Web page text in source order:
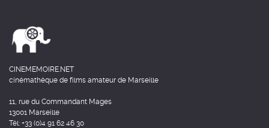
CINEMEMOIRE.NET
cinémathèque de films amateur de Marseille
11, rue du Commandant Mages
13001 Marseille
Tél: +33 (0)4 91 62 46 30